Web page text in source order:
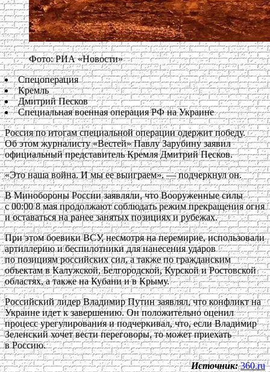
Фото: РИА «Новости»
Спецоперация
Кремль
Дмитрий Песков
Специальная военная операция РФ на Украине
Россия по итогам специальной операции одержит победу.
Об этом журналисту «Вестей» Павлу Зарубину заявил
официальный представитель Кремля Дмитрий Песков.
«Это наша война. И мы ее выиграем», — подчеркнул он.
В Минобороны России заявляли, что Вооруженные силы
с 00:00 8 мая продолжают соблюдать режим прекращения огня
и оставаться на ранее занятых позициях и рубежах.
При этом боевики ВСУ, несмотря на перемирие, использовали
артиллерию и беспилотники для нанесения ударов
по позициям российских сил, а также по гражданским
объектам в Калужской, Белгородской, Курской и Ростовской
областях, а также на Кубани и в Крыму.
Российский лидер Владимир Путин заявлял, что конфликт на
Украине идет к завершению. Он положительно оценил
процесс урегулирования и подчеркивал, что, если Владимир
Зеленский хочет вести переговоры, то может приехать
в Россию.
Источник: 360.ru